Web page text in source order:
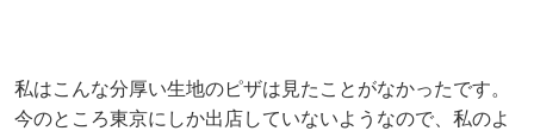
私はこんな分厚い生地のピザは見たことがなかったです。
今のところ東京にしか出店していないようなので、私のよ